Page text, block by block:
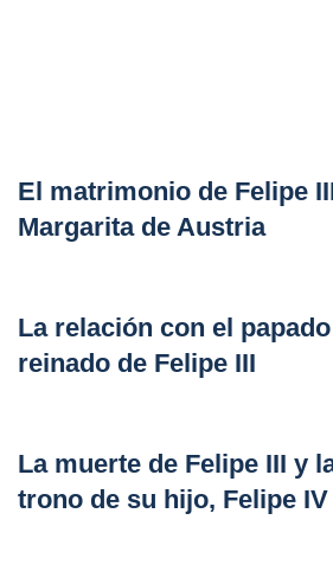
El matrimonio de Felipe
Margarita de Austria
La relación con el
reinado de Felipe III
La muerte de Felipe III y
trono de su hijo, Felipe IV